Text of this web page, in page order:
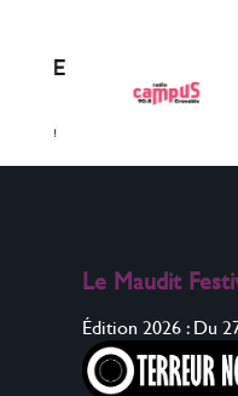
Le Maudit
Édition 2026 : Du